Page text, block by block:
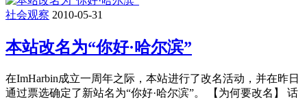
社会观察 2010-05-31
本站改名为“你好·哈尔滨”
在ImHarbin成立一周年之际，本站进行了改名活动，并在昨日
通过票选确定了新站名为“你好·哈尔滨”。 【为何要改名】 话